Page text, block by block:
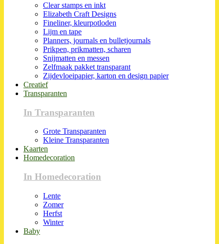
Clear stamps en inkt
Elizabeth Craft Designs
Fineliner, kleurpotloden
Lijm en tape
Planners, journals en bulletjournals
Prikpen, prikmatten, scharen
Snijmatten en messen
Zelfmaak pakket transparant
Zijdevloeipapier, karton en design papier
Creatief
Transparanten
In Transparanten
Grote Transparanten
Kleine Transparanten
Kaarten
Homedecoration
In Homedecoration
Lente
Zomer
Herfst
Winter
Baby